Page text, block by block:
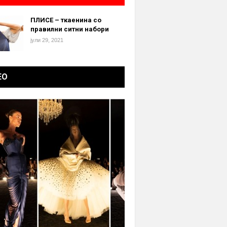
ПЛИСЕ – ткаенина со
правилни ситни набори
јули 29, 2021